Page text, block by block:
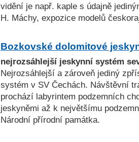
vidění je např. kaple s údajně
H. Máchy, expozice modelů
Bozkovské dolomitové
nejrozsáhlejší jeskynní systém
Nejrozsáhlejší a zároveň jediný
systém v SV Čechách. Návštěvní
prochází labyrintem podzemních
jeskyněmi až k největšímu
Národní přírodní památka.